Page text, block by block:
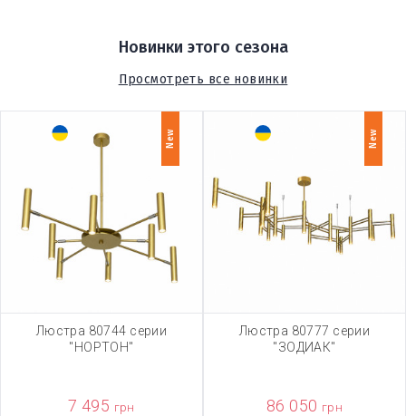
Новинки этого сезона
Просмотреть все новинки
New
Люстра 80744 серии
"НОРТОН"
7 495 грн
New
Люстра 80777 серии
"ЗОДИАК"
86 050 грн